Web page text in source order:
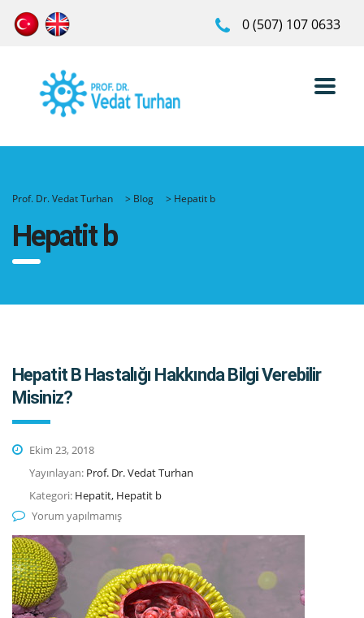
0 (507) 107 0633
Prof. Dr. Vedat Turhan > Blog > Hepatit b
Hepatit b
Hepatit B Hastalığı Hakkında Bilgi Verebilir
Misiniz?
Ekim 23, 2018
Yayınlayan: Prof. Dr. Vedat Turhan
Kategori: Hepatit, Hepatit b
Yorum yapılmamış